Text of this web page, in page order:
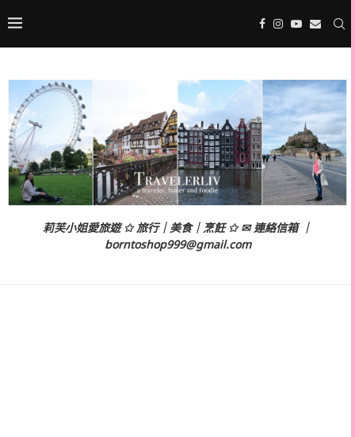
莉芙小姐愛旅遊 ✩ 旅行｜美食｜烹飪 ✩ ✉ 連絡信箱 ｜
borntoshop999@gmail.com